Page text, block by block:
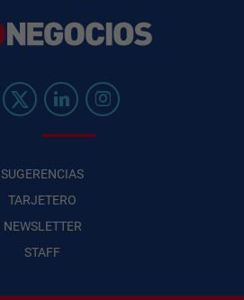
SUGERENCIAS
TARJETERO
NEWSLETTER
STAFF